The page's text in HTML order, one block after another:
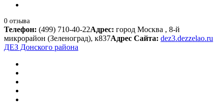
0 отзыва
Телефон: (499) 710-40-22Адрес: город Москва , 8-й
микрорайон (Зеленоград), к837Адрес Сайта: dez3.dezzelao.ru
ДЕЗ Донского района